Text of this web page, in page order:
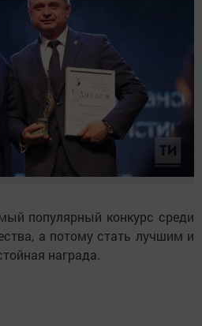
популярный конкурс среди
а потому стать лучшим и
награда.